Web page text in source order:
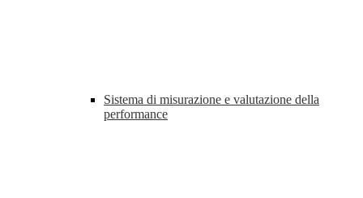
Sistema di misurazione e valutazione della
performance